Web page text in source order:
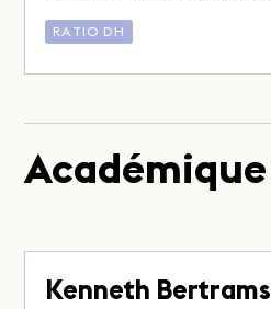
RATIO DH
Académique
Kenneth Bertrams